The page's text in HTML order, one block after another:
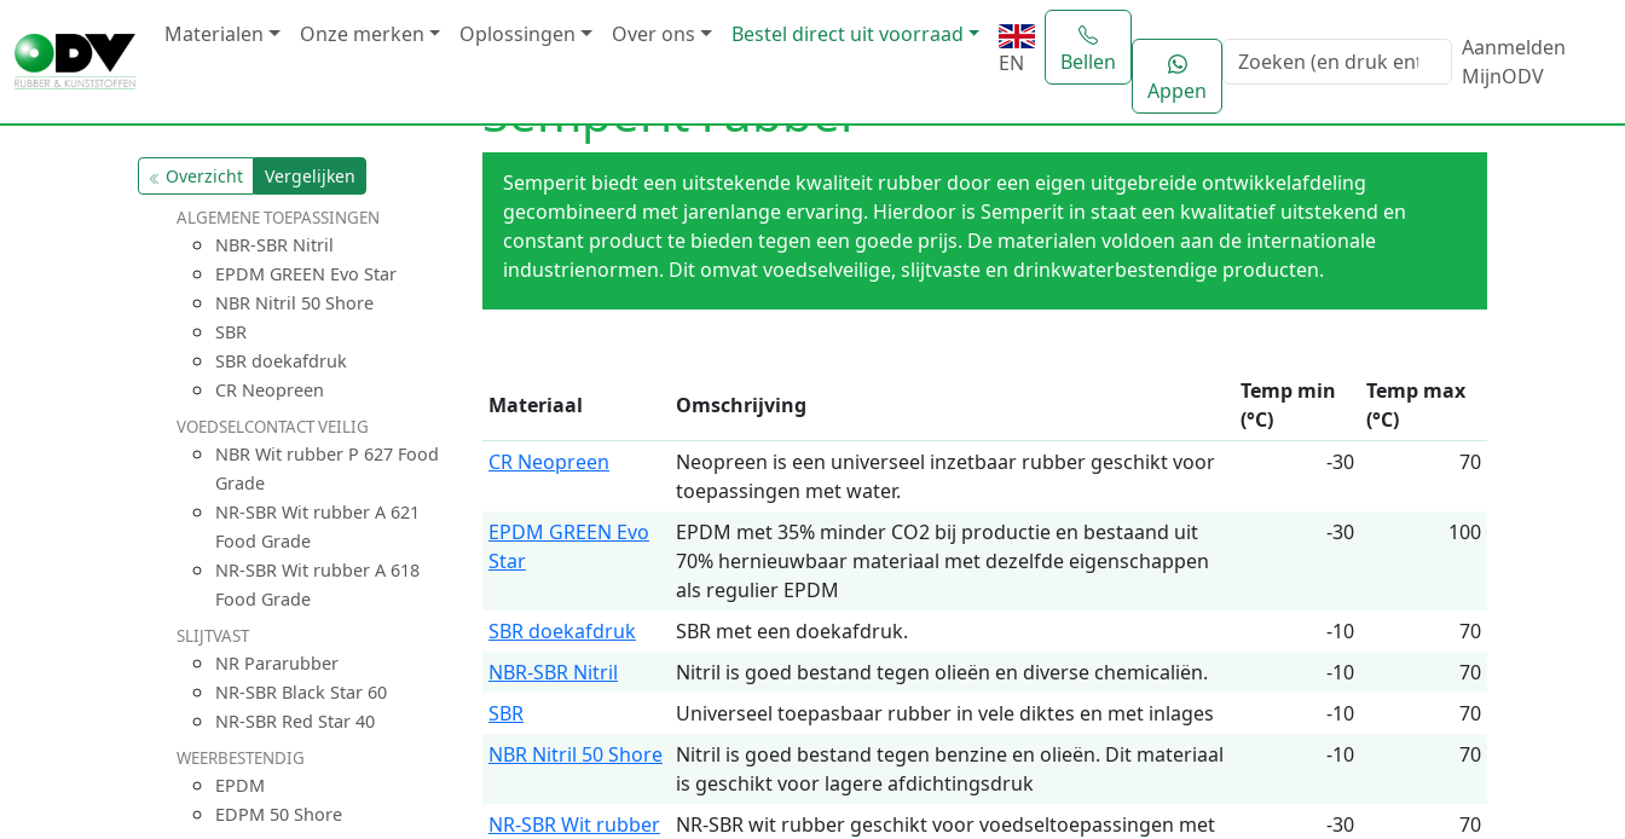
Materialen Onze merken Oplossingen Over ons
Bestel direct uit voorraad
EN
Bellen
Appen
Aanmelden
MijnODV
Overzicht Vergelijken
ALGEMENE TOEPASSINGEN
NBR-SBR Nitril
EPDM GREEN Evo Star
NBR Nitril 50 Shore
SBR
SBR doekafdruk
CR Neopreen
VOEDSELCONTACT VEILIG
NBR Wit rubber P 627 Food
Grade
NR-SBR Wit rubber A 621
Food Grade
NR-SBR Wit rubber A 618
Food Grade
SLIJTVAST
NR Pararubber
NR-SBR Black Star 60
NR-SBR Red Star 40
WEERBESTENDIG
EPDM
EDPM 50 Shore
Semperit rubber
Semperit biedt een uitstekende kwaliteit rubber door een eigen uitgebreide ontwikkelafdeling
gecombineerd met jarenlange ervaring. Hierdoor is Semperit in staat een kwalitatief uitstekend en
constant product te bieden tegen een goede prijs. De materialen voldoen aan de internationale
industrienormen. Dit omvat voedselveilige, slijtvaste en drinkwaterbestendige producten.
Materiaal Omschrijving
Temp min
(°C)
Temp max
(°C)
CR Neopreen
Neopreen is een universeel inzetbaar rubber geschikt voor
toepassingen met water.
-30 70
EPDM GREEN Evo
Star
EPDM met 35% minder CO2 bij productie en bestaand uit
70% hernieuwbaar materiaal met dezelfde eigenschappen
als regulier EPDM
-30 100
SBR doekafdruk SBR met een doekafdruk. -10
70
NBR-SBR Nitril
Nitril is goed bestand tegen olieën en diverse chemicaliën. -10
70
SBR
Universeel toepasbaar rubber in vele diktes en met inlages -10
70
NBR Nitril 50 Shore Nitril is goed bestand tegen benzine en olieën. Dit materiaal
is geschikt voor lagere afdichtingsdruk
-10 70
NR-SBR Wit rubber
NR-SBR wit rubber geschikt voor voedseltoepassingen met
-30 70